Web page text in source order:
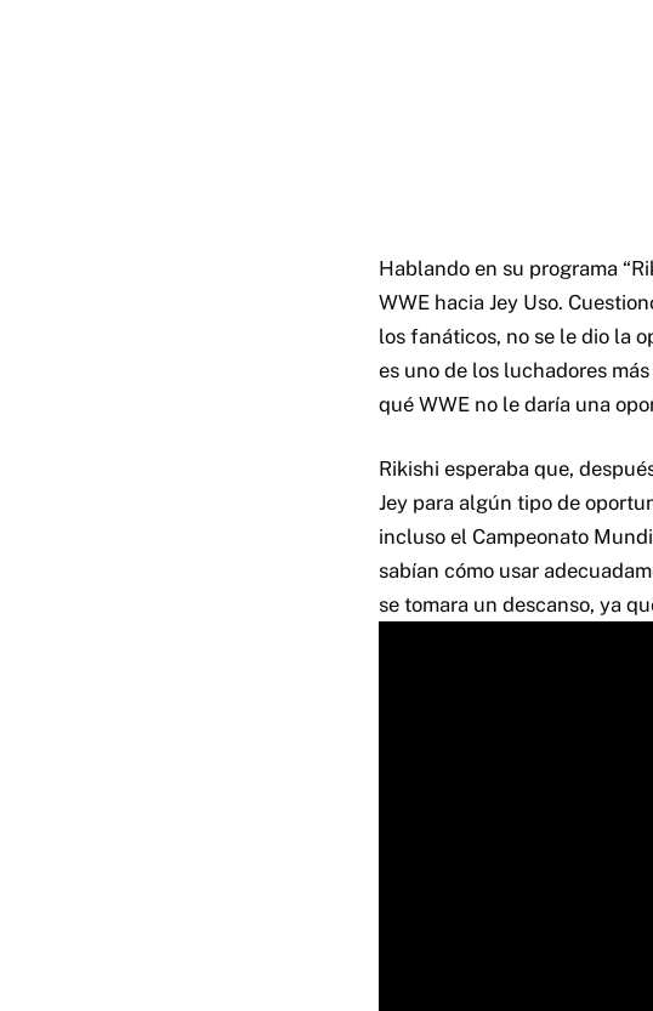
Hablando en su programa
WWE hacia Jey Uso.
los fanáticos, no se le dio la
es uno de los luchadores
qué WWE no le daría una
Rikishi esperaba que,
Jey para algún tipo de
incluso el Campeonato
sabían cómo usar
se tomara un descanso, ya